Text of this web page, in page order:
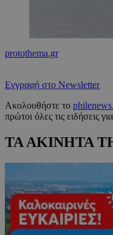
protothema.gr
Εγγραφή στο Newsletter
Ακολουθήστε το
πρώτοι όλες τις ειδήσεις
ΤΑ ΑΚΙΝΗΤΑ